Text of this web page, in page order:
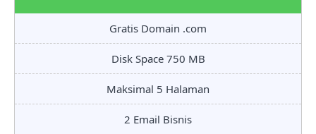
Gratis Domain .com
Disk Space 750 MB
Maksimal 5 Halaman
2 Email Bisnis